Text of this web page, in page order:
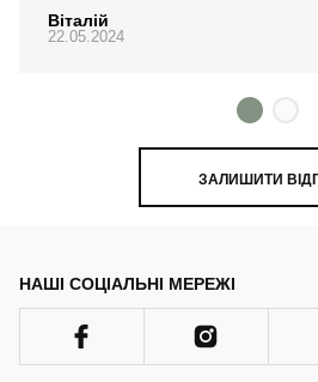
Віталій
22.05.2024
ЗАЛИШИТИ
НАШІ СОЦІАЛЬНІ МЕРЕЖІ